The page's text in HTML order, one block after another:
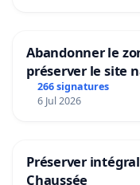
Abandonner le
préserver le site
266 signatures
6 Jul 2026
Préserver
Chaussée